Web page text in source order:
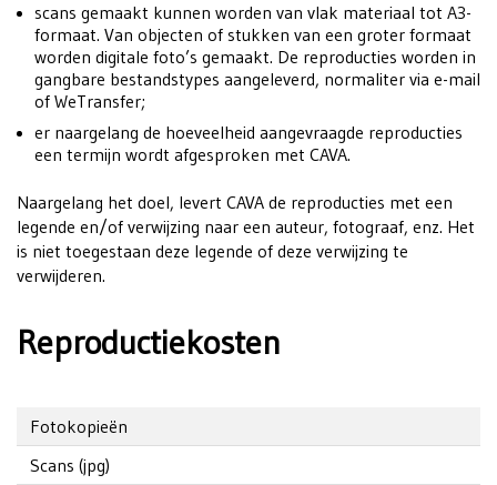
scans gemaakt kunnen worden van vlak materiaal tot A3-
formaat. Van objecten of stukken van een groter formaat
worden digitale foto’s gemaakt. De reproducties worden in
gangbare bestandstypes aangeleverd, normaliter via e-mail
of WeTransfer;
er naargelang de hoeveelheid aangevraagde reproducties
een termijn wordt afgesproken met CAVA.
Naargelang het doel, levert CAVA de reproducties met een
legende en/of verwijzing naar een auteur, fotograaf, enz. Het
is niet toegestaan deze legende of deze verwijzing te
verwijderen.
Reproductiekosten
Fotokopieën
Scans (jpg)